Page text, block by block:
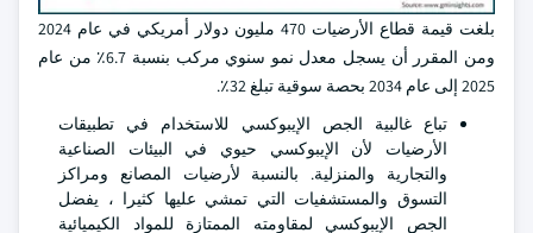
بلغت قيمة قطاع الأرضيات 470 مليون دولار أمريكي في عام 2024
ومن المقرر أن يسجل معدل نمو سنوي مركب بنسبة 6.7٪ من عام
2025 إلى عام 2034 بحصة سوقية تبلغ 32٪.
تباع غالبية الجص الإيبوكسي للاستخدام في تطبيقات
الأرضيات لأن الإيبوكسي حيوي في البيئات الصناعية
والتجارية والمنزلية. بالنسبة لأرضيات المصانع ومراكز
التسوق والمستشفيات التي تمشي عليها كثيرا ، يفضل
الجص الإيبوكسي لمقاومته الممتازة للمواد الكيميائية